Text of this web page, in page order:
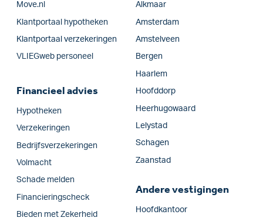
Move.nl
Klantportaal hypotheken
Klantportaal verzekeringen
VLIEGweb personeel
Financieel advies
Hypotheken
Verzekeringen
Bedrijfs­verzekeringen
Volmacht
Schade melden
Financieringscheck
Bieden met Zekerheid
Alkmaar
Amsterdam
Amstelveen
Bergen
Haarlem
Hoofddorp
Heerhugowaard
Lelystad
Schagen
Zaanstad
Andere vestigingen
Hoofdkantoor